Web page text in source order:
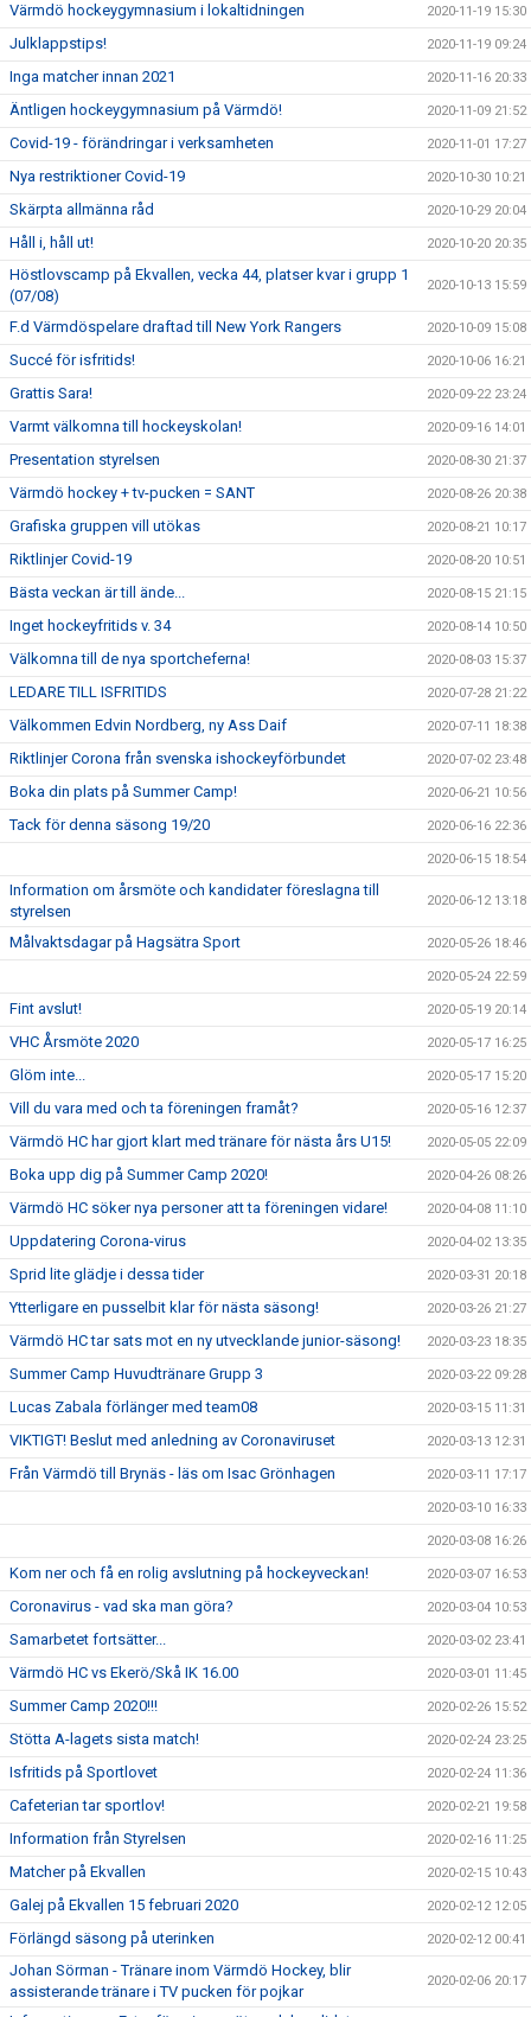
Värmdö hockeygymnasium i lokaltidningen 2020-11-19 15:30
Julklappstips! 2020-11-19 09:24
Inga matcher innan 2021 2020-11-16 20:33
Äntligen hockeygymnasium på Värmdö! 2020-11-09 21:52
Covid-19 - förändringar i verksamheten 2020-11-01 17:27
Nya restriktioner Covid-19 2020-10-30 10:21
Skärpta allmänna råd 2020-10-29 20:04
Håll i, håll ut! 2020-10-20 20:35
Höstlovscamp på Ekvallen, vecka 44, platser kvar i grupp 1
(07/08)
2020-10-13 15:59
F.d Värmdöspelare draftad till New York Rangers 2020-10-09 15:08
Succé för isfritids! 2020-10-06 16:21
Grattis Sara! 2020-09-22 23:24
Varmt välkomna till hockeyskolan! 2020-09-16 14:01
Presentation styrelsen 2020-08-30 21:37
Värmdö hockey + tv-pucken = SANT 2020-08-26 20:38
Grafiska gruppen vill utökas 2020-08-21 10:17
Riktlinjer Covid-19 2020-08-20 10:51
Bästa veckan är till ände... 2020-08-15 21:15
Inget hockeyfritids v. 34 2020-08-14 10:50
Välkomna till de nya sportcheferna! 2020-08-03 15:37
LEDARE TILL ISFRITIDS 2020-07-28 21:22
Välkommen Edvin Nordberg, ny Ass Daif 2020-07-11 18:38
Riktlinjer Corona från svenska ishockeyförbundet 2020-07-02 23:48
Boka din plats på Summer Camp! 2020-06-21 10:56
Tack för denna säsong 19/20 2020-06-16 22:36
2020-06-15 18:54
Information om årsmöte och kandidater föreslagna till
styrelsen
2020-06-12 13:18
Målvaktsdagar på Hagsätra Sport 2020-05-26 18:46
2020-05-24 22:59
Fint avslut! 2020-05-19 20:14
VHC Årsmöte 2020 2020-05-17 16:25
Glöm inte... 2020-05-17 15:20
Vill du vara med och ta föreningen framåt? 2020-05-16 12:37
Värmdö HC har gjort klart med tränare för nästa års U15! 2020-05-05 22:09
Boka upp dig på Summer Camp 2020! 2020-04-26 08:26
Värmdö HC söker nya personer att ta föreningen vidare! 2020-04-08 11:10
Uppdatering Corona-virus 2020-04-02 13:35
Sprid lite glädje i dessa tider 2020-03-31 20:18
Ytterligare en pusselbit klar för nästa säsong! 2020-03-26 21:27
Värmdö HC tar sats mot en ny utvecklande junior-säsong! 2020-03-23 18:35
Summer Camp Huvudtränare Grupp 3 2020-03-22 09:28
Lucas Zabala förlänger med team08 2020-03-15 11:31
VIKTIGT! Beslut med anledning av Coronaviruset 2020-03-13 12:31
Från Värmdö till Brynäs - läs om Isac Grönhagen 2020-03-11 17:17
2020-03-10 16:33
2020-03-08 16:26
Kom ner och få en rolig avslutning på hockeyveckan! 2020-03-07 16:53
Coronavirus - vad ska man göra? 2020-03-04 10:53
Samarbetet fortsätter... 2020-03-02 23:41
Värmdö HC vs Ekerö/Skå IK 16.00 2020-03-01 11:45
Summer Camp 2020!!! 2020-02-26 15:52
Stötta A-lagets sista match! 2020-02-24 23:25
Isfritids på Sportlovet 2020-02-24 11:36
Cafeterian tar sportlov! 2020-02-21 19:58
Information från Styrelsen 2020-02-16 11:25
Matcher på Ekvallen 2020-02-15 10:43
Galej på Ekvallen 15 februari 2020 2020-02-12 12:05
Förlängd säsong på uterinken 2020-02-12 00:41
Johan Sörman - Tränare inom Värmdö Hockey, blir
assisterande tränare i TV pucken för pojkar
2020-02-06 20:17